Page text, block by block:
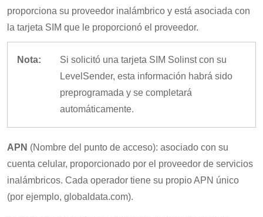
proporciona su proveedor inalámbrico y está asociada con
la tarjeta SIM que le proporcionó el proveedor.
Nota:
Si solicitó una tarjeta SIM Solinst con su
LevelSender, esta información habrá sido
preprogramada y se completará
automáticamente.
APN (Nombre del punto de acceso): asociado con su
cuenta celular, proporcionado por el proveedor de servicios
inalámbricos. Cada operador tiene su propio APN único
(por ejemplo, globaldata.com).